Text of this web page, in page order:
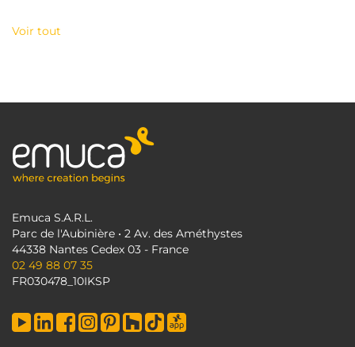
Voir tout
Emuca S.A.R.L.
Parc de l'Aubinière • 2 Av. des Améthystes
44338 Nantes Cedex 03 - France
02 49 88 07 35
FR030478_10IKSP